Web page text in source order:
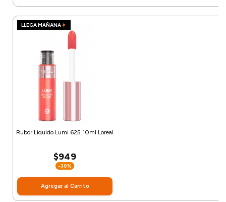
LLEGA MAÑANA
Rubor Liquido Lumi 625 10ml Loreal
$949
-30%
Agregar al Carrito